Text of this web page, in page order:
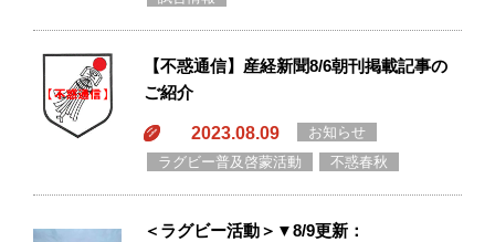
【不惑通信】産経新聞8/6朝刊掲載記事の
ご紹介
2023.08.09
お知らせ
ラグビー普及啓蒙活動
不惑春秋
＜ラグビー活動＞▼8/9更新：